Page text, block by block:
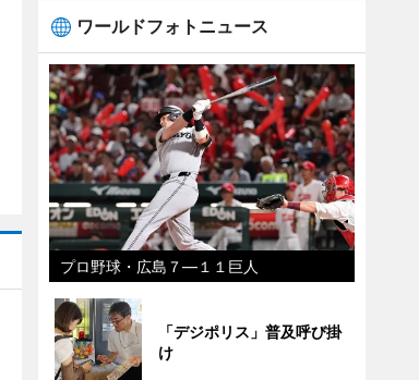
ワールドフォトニュース
プロ野球・広島７―１１巨人
「デジポリス」普及呼び掛
け